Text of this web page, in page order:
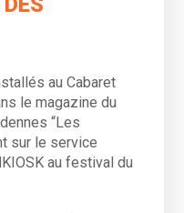
au Cabaret
le magazine du
“Les
sur le service
au festival du